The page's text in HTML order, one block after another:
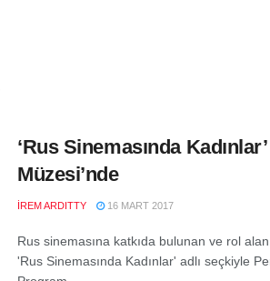
‘Rus Sinemasında
Müzesi’nde
İREM ARDITTY 16 MART 2017
Rus sinemasına katkıda bulunan ve rol
'Rus Sinemasında Kadınlar' adlı seçkiyle